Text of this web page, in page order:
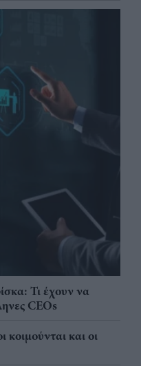
Τι έχουν να
CEOs
και οι